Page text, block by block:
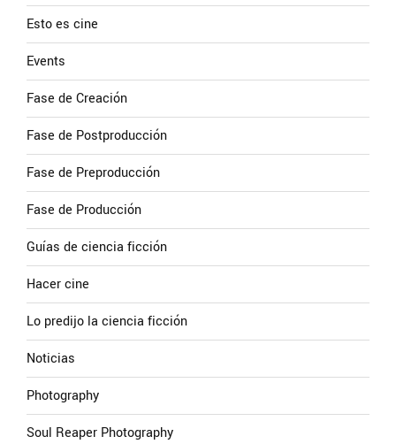
Esto es cine
Events
Fase de Creación
Fase de Postproducción
Fase de Preproducción
Fase de Producción
Guías de ciencia ficción
Hacer cine
Lo predijo la ciencia ficción
Noticias
Photography
Soul Reaper Photography